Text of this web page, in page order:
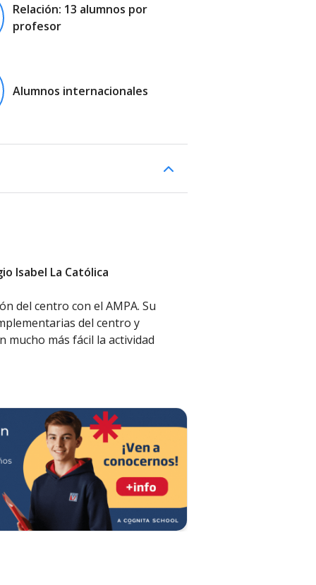
Relación: 13 alumnos por
profesor
Alumnos internacionales
Isabel La Católica
del centro con el AMPA. Su
del centro y
mucho más fácil la actividad